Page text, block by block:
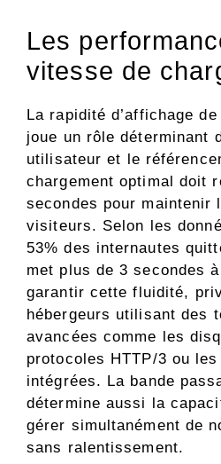
Les
vitesse de
La rapidité d’affichage
joue un rôle déterminant
utilisateur et le
chargement optimal doit
secondes pour maintenir
visiteurs. Selon les
53% des internautes
met plus de 3 secondes
garantir cette fluidité,
hébergeurs utilisant des
avancées comme les
protocoles HTTP/3 ou
intégrées. La bande
détermine aussi la
gérer simultanément de
sans ralentissement.